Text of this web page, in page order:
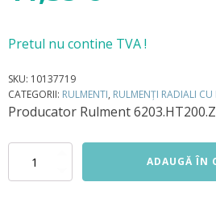
Pretul nu contine TVA !
SKU: 10137719
CATEGORII: RULMENTI, RULMENȚI RADIALI
Producator Rulment
Cantitate
ADAUGĂ ÎN